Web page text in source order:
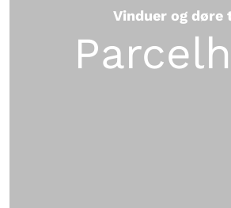
Vinduer og døre